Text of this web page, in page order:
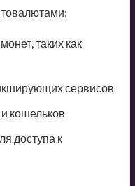
таких как
сервисов
кошельков
доступа к